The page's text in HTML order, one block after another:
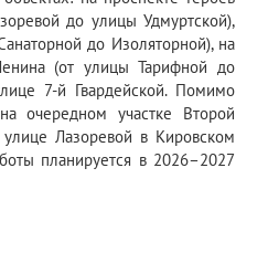
до улицы Удмуртской),
до Изоляторной), на
(от улицы Тарифной до
7-й Гвардейской. Помимо
очередном участке Второй
Лазоревой в Кировском
планируется в 2026–2027